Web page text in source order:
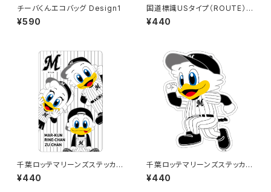
チーバくんエコバッグ Design1
¥590
国道標識USタイプ（ROUTE）ス
テッカー 125号線（ホワイト）
¥440
千葉ロッテマリーンズステッカー
11
¥440
千葉ロッテマリーンズステッカー
14
¥440